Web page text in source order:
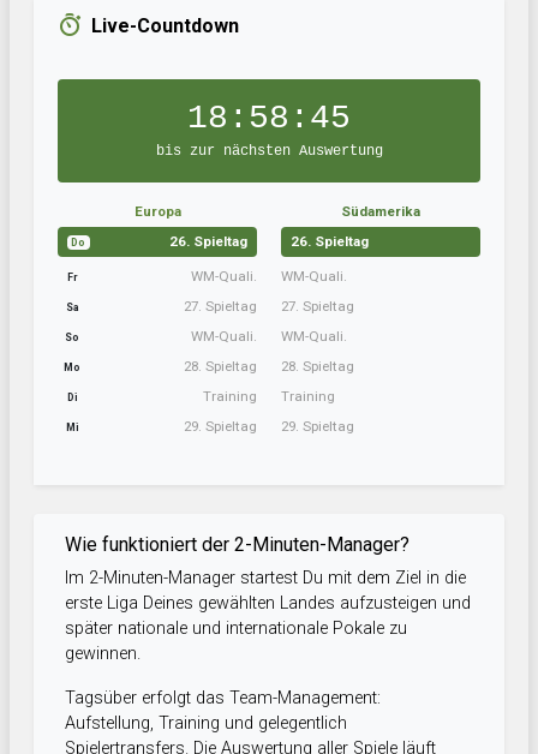
Live-Countdown
18:58:44
bis zur nächsten Auswertung
Europa
Do 26. Spieltag
Fr WM-Quali.
Sa 27. Spieltag
So WM-Quali.
Mo 28. Spieltag
Di Training
Mi 29. Spieltag
Südamerika
26. Spieltag
WM-Quali.
27. Spieltag
WM-Quali.
28. Spieltag
Training
29. Spieltag
Wie funktioniert der 2-Minuten-Manager?
Im 2-Minuten-Manager startest Du mit dem Ziel in die
erste Liga Deines gewählten Landes aufzusteigen und
später nationale und internationale Pokale zu
gewinnen.
Tagsüber erfolgt das Team-Management:
Aufstellung, Training und gelegentlich
Spielertransfers. Die Auswertung aller Spiele läuft